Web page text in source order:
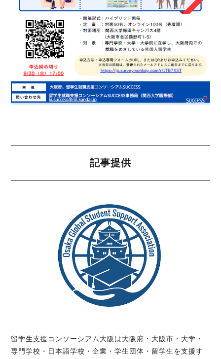
記事提供
留学生支援コンソーシアム大阪は大阪府・大阪市・大学・
専門学校・日本語学校・企業・学生団体・留学生を支援す